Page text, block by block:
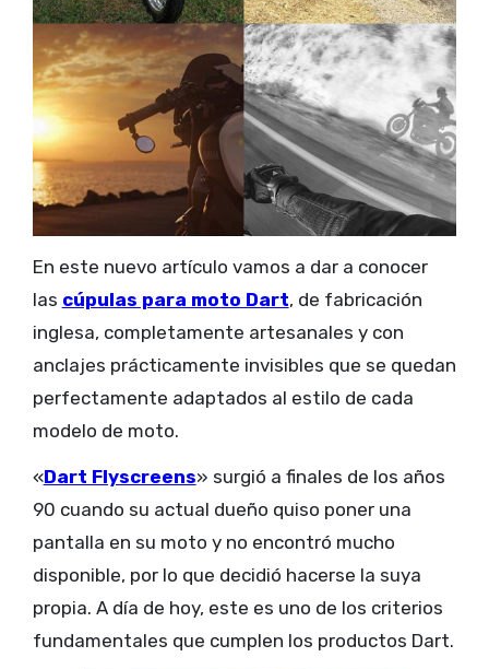
En este nuevo artículo vamos a dar a conocer
las cúpulas para moto Dart, de fabricación
inglesa, completamente artesanales y con
anclajes prácticamente invisibles que se quedan
perfectamente adaptados al estilo de cada
modelo de moto.
«Dart Flyscreens» surgió a finales de los años
90 cuando su actual dueño quiso poner una
pantalla en su moto y no encontró mucho
disponible, por lo que decidió hacerse la suya
propia. A día de hoy, este es uno de los criterios
fundamentales que cumplen los productos Dart.